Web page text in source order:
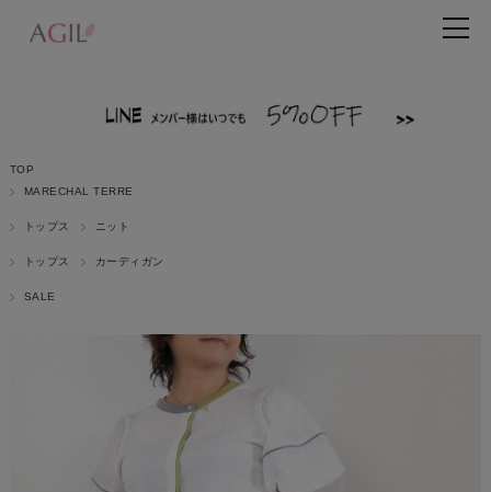
TOP
MARECHAL TERRE
トップス ニット
トップス カーディガン
SALE